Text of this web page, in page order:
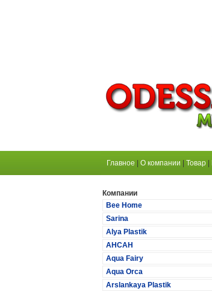
Главное О компании Товар
Компании
Bee Home
Sarina
Alya Plastik
АНСАН
Aqua Fairy
Aqua Orca
Arslankaya Plastik